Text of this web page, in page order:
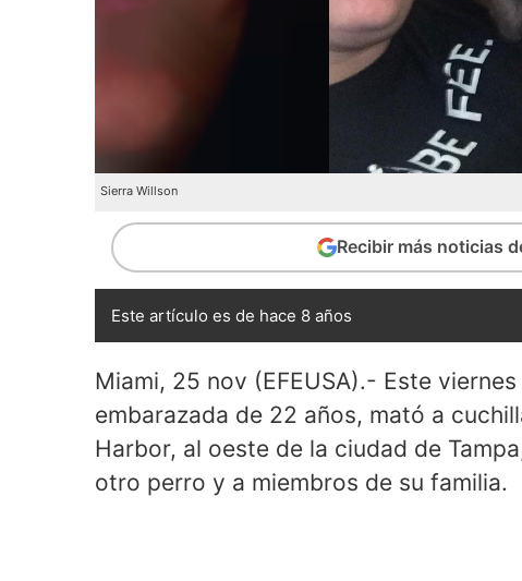
Sierra Willson
Recibir más noticias
Este artículo es de hace 8 años
Miami, 25 nov (EFEUSA).- Este
embarazada de 22 años, mató a
Harbor, al oeste de la ciudad de
otro perro y a miembros de su familia.